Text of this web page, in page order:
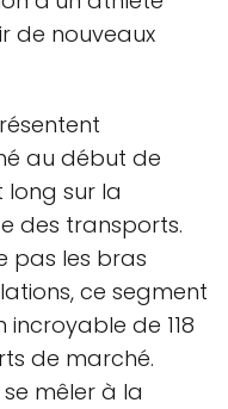
de nouveaux
au début de
long sur la
des transports.
pas les bras
ce segment
de 118
de marché.
mêler à la